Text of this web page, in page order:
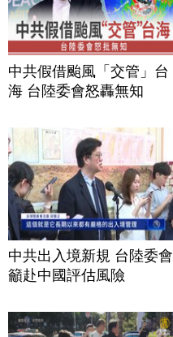
中共假借颱風「交管」台
海 台陸委會怒轟無知
中共出入境新規 台陸委會
籲赴中國評估風險